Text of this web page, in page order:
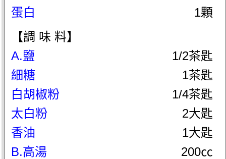
蛋白
1顆
【調 味 料】
A.鹽
1/2茶匙
細糖
1茶匙
白胡椒粉
1/4茶匙
太白粉
2大匙
香油
1大匙
B.高湯
200㏄